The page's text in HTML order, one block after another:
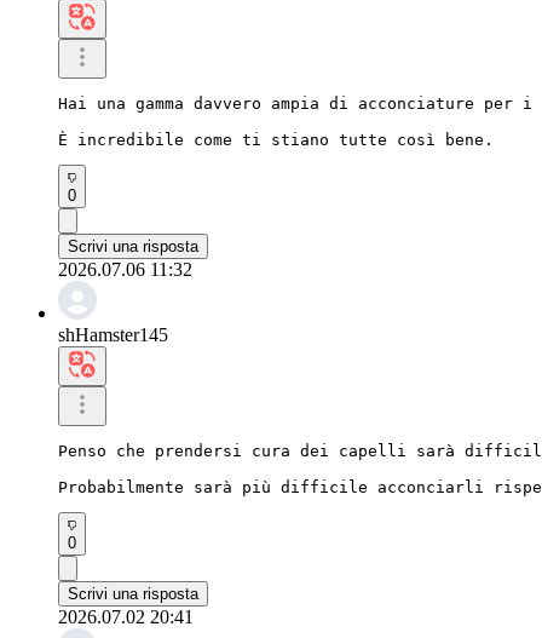
Hai una gamma davvero ampia di acconciature
È incredibile come ti stiano tutte così bene.
0
Scrivi una risposta
2026.07.06 11:32
shHamster145
Penso che prendersi cura dei capelli sarà
Probabilmente sarà più difficile acconciarli
0
Scrivi una risposta
2026.07.02 20:41